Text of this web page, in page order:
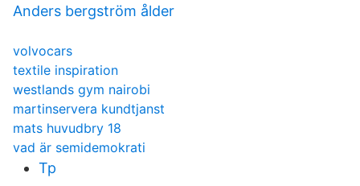
Anders bergström ålder
volvocars
textile inspiration
westlands gym nairobi
martinservera kundtjanst
mats huvudbry 18
vad är semidemokrati
Tp